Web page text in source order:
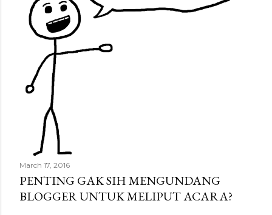
March 17, 2016
PENTING GAK SIH MENGUNDANG
BLOGGER UNTUK MELIPUT ACARA?